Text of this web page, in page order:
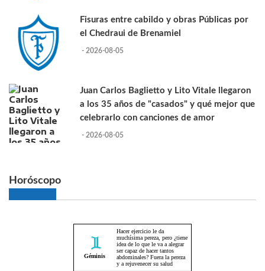
Fisuras entre cabildo y obras Públicas por
el Chedraui de Brenamiel
- 2026-08-05
Juan Carlos Baglietto y Lito Vitale llegaron
a los 35 años de "casados" y qué mejor que
celebrarlo con canciones de amor
- 2026-08-05
Horóscopo